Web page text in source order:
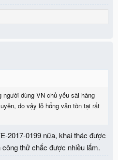
dùng VN chủ yếu sài hàng
do vậy lỗ hổng vẫn tồn tại rất
2017-0199 nữa, khai thác được
thử chắc được nhiều lắm.